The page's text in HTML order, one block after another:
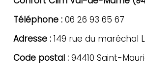
Téléphone :06 26 93 65 67
Adresse :149 rue du maréchal
Code postal :94410 Saint-